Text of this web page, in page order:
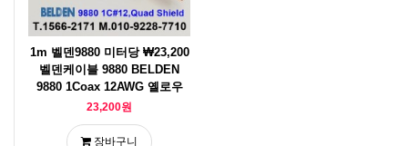
1m 벨덴9880 미터당 ₩23,200
벨덴케이블 9880 BELDEN
9880 1Coax 12AWG 옐로우
23,200원
장바구니